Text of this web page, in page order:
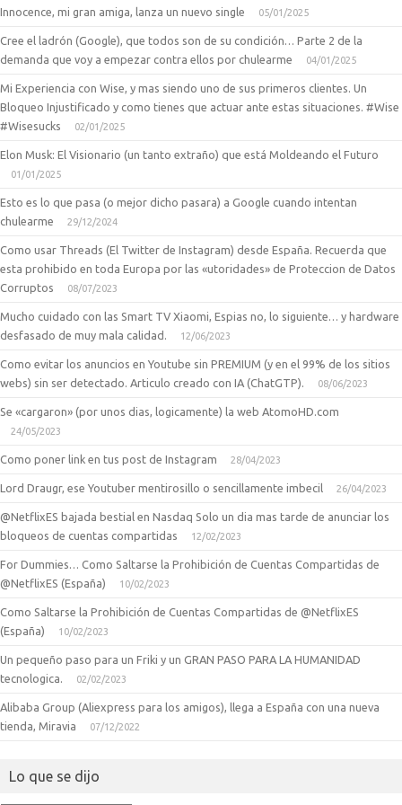
Innocence, mi gran amiga, lanza un nuevo single 05/01/2025
Cree el ladrón (Google), que todos son de su condición… Parte 2 de la
demanda que voy a empezar contra ellos por chulearme
04/01/2025
Mi Experiencia con Wise, y mas siendo uno de sus primeros clientes. Un
Bloqueo Injustificado y como tienes que actuar ante estas situaciones. #Wise
#Wisesucks
02/01/2025
Elon Musk: El Visionario (un tanto extraño) que está Moldeando el Futuro
01/01/2025
Esto es lo que pasa (o mejor dicho pasara) a Google cuando intentan
chulearme
29/12/2024
Como usar Threads (El Twitter de Instagram) desde España. Recuerda que
esta prohibido en toda Europa por las «utoridades» de Proteccion de Datos
Corruptos
08/07/2023
Mucho cuidado con las Smart TV Xiaomi, Espias no, lo siguiente… y hardware
desfasado de muy mala calidad.
12/06/2023
Como evitar los anuncios en Youtube sin PREMIUM (y en el 99% de los sitios
webs) sin ser detectado. Articulo creado con IA (ChatGTP).
08/06/2023
Se «cargaron» (por unos dias, logicamente) la web AtomoHD.com
24/05/2023
Como poner link en tus post de Instagram 28/04/2023
Lord Draugr, ese Youtuber mentirosillo o sencillamente imbecil 26/04/2023
@NetflixES bajada bestial en Nasdaq Solo un dia mas tarde de anunciar los
bloqueos de cuentas compartidas
12/02/2023
For Dummies… Como Saltarse la Prohibición de Cuentas Compartidas de
@NetflixES (España)
10/02/2023
Como Saltarse la Prohibición de Cuentas Compartidas de @NetflixES
(España)
10/02/2023
Un pequeño paso para un Friki y un GRAN PASO PARA LA HUMANIDAD
tecnologica.
02/02/2023
Alibaba Group (Aliexpress para los amigos), llega a España con una nueva
tienda, Miravia
07/12/2022
Lo que se dijo